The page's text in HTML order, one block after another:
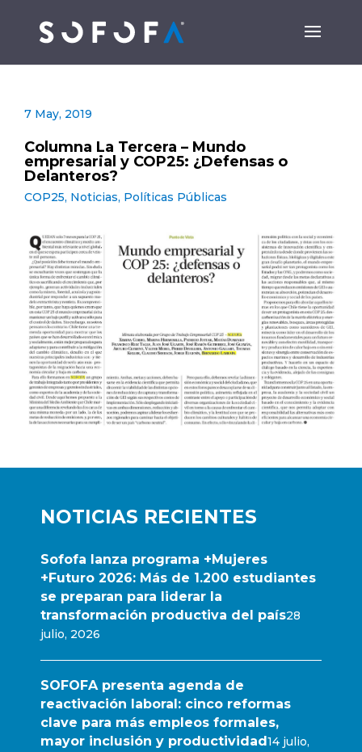
NOTICIAS RECIENTES
Sofofa lanza programa +Mujeres
+Futuro 2026: Más de 1.200 estudiantes
se preparan para liderar la
transformación productiva del país28
julio, 2026
SOFOFA presenta agenda de
reactivación laboral: cinco reformas
clave para más empleos formales,
mayor inclusión y productividad 14 julio,
7 May, 2019
Columna La Tercera – Mundo
empresarial y COP25: ¿Defensas o
Delanteros?
COP25, Noticias, Políticas Públicas